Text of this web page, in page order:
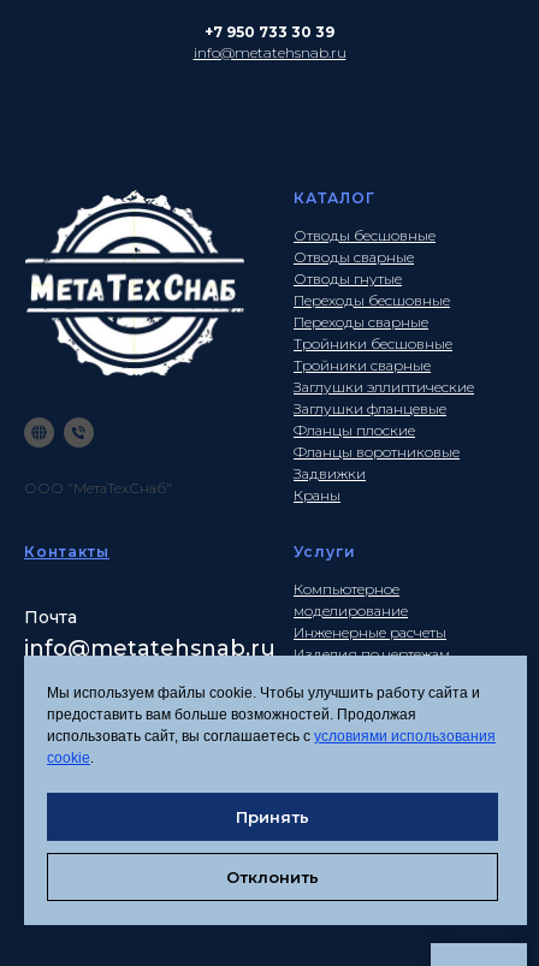
+7 950 733 30 39
info@metatehsnab.ru
ООО "МетаТехСнаб"
КАТАЛОГ
Отводы бесшовные
Отводы сварные
Отводы гнутые
Переходы бесшовные
Переходы сварные
Тройники бесшовные
Тройники сварные
Заглушки эллиптические
Заглушки фланцевые
Фланцы плоские
Фланцы воротниковые
Задвижки
Краны
Контакты
Почта
info@metatehsnab.ru
Услуги
Компьютерное
моделирование
Инженерные расчеты
Изделия по чертежам
Политика
Согласие на обработку
персональных данных
Соглашение об
Мы используем файлы cookie. Чтобы улучшить работу сайта и
предоставить вам больше возможностей. Продолжая
использовать сайт, вы соглашаетесь с условиями использования
cookie.
Принять
Отклонить